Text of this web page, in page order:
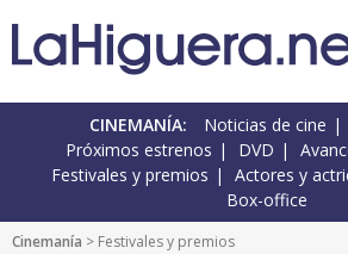
CINEMANÍA: Noticias de cine
Próximos estrenos
DVD
Festivales y premios
Actores y
Box-office
Cinemanía > Festivales y premios